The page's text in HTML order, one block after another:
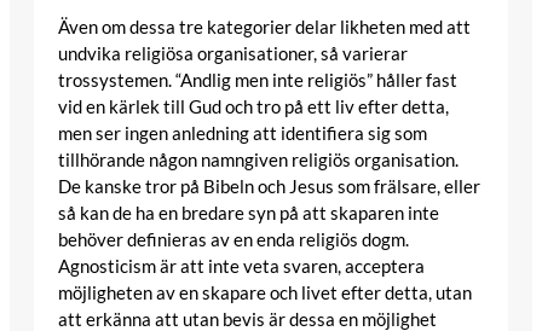
Även om dessa tre kategorier delar likheten med att
undvika religiösa organisationer, så varierar
trossystemen. “Andlig men inte religiös” håller fast
vid en kärlek till Gud och tro på ett liv efter detta,
men ser ingen anledning att identifiera sig som
tillhörande någon namngiven religiös organisation.
De kanske tror på Bibeln och Jesus som frälsare, eller
så kan de ha en bredare syn på att skaparen inte
behöver definieras av en enda religiös dogm.
Agnosticism är att inte veta svaren, acceptera
möjligheten av en skapare och livet efter detta, utan
att erkänna att utan bevis är dessa en möjlighet